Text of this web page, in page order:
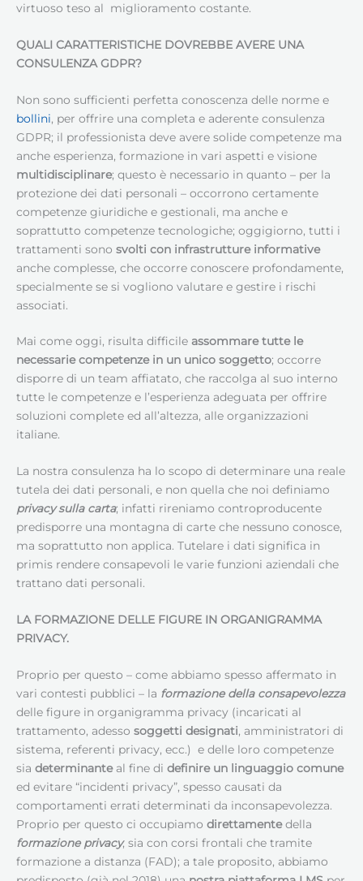
virtuoso teso al miglioramento costante.
QUALI CARATTERISTICHE DOVREBBE AVERE UNA
CONSULENZA GDPR?
Non sono sufficienti perfetta conoscenza delle norme e
bollini, per offrire una completa e aderente consulenza
GDPR; il professionista deve avere solide competenze ma
anche esperienza, formazione in vari aspetti e visione
multidisciplinare; questo è necessario in quanto – per la
protezione dei dati personali – occorrono certamente
competenze giuridiche e gestionali, ma anche e
soprattutto competenze tecnologiche; oggigiorno, tutti i
trattamenti sono svolti con infrastrutture informative
anche complesse, che occorre conoscere profondamente,
specialmente se si vogliono valutare e gestire i rischi
associati.
Mai come oggi, risulta difficile assommare tutte le
necessarie competenze in un unico soggetto; occorre
disporre di un team affiatato, che raccolga al suo interno
tutte le competenze e l’esperienza adeguata per offrire
soluzioni complete ed all’altezza, alle organizzazioni
italiane.
La nostra consulenza ha lo scopo di determinare una reale
tutela dei dati personali, e non quella che noi definiamo
privacy sulla carta; infatti rireniamo controproducente
predisporre una montagna di carte che nessuno conosce,
ma soprattutto non applica. Tutelare i dati significa in
primis rendere consapevoli le varie funzioni aziendali che
trattano dati personali.
LA FORMAZIONE DELLE FIGURE IN ORGANIGRAMMA
PRIVACY.
Proprio per questo – come abbiamo spesso affermato in
vari contesti pubblici – la formazione della consapevolezza
delle figure in organigramma privacy (incaricati al
trattamento, adesso soggetti designati, amministratori di
sistema, referenti privacy, ecc.) e delle loro competenze
sia determinante al fine di definire un linguaggio comune
ed evitare “incidenti privacy”, spesso causati da
comportamenti errati determinati da inconsapevolezza.
Proprio per questo ci occupiamo direttamentedella
formazione privacy, sia con corsi frontali che tramite
formazione a distanza (FAD); a tale proposito, abbiamo